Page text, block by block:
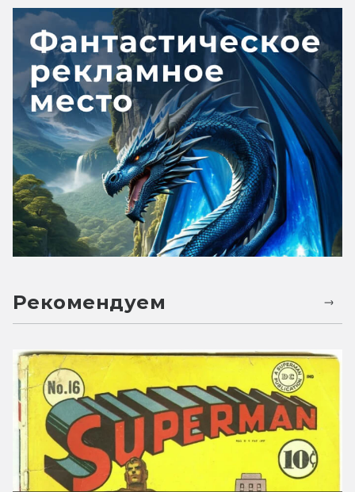
Рекомендуем